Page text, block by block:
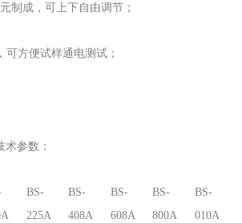
制成，可上下自由调节；
可方便试样通电测试；
参数：
BS-
225A
BS-
408A
BS-
608A
BS-
800A
BS-
010A